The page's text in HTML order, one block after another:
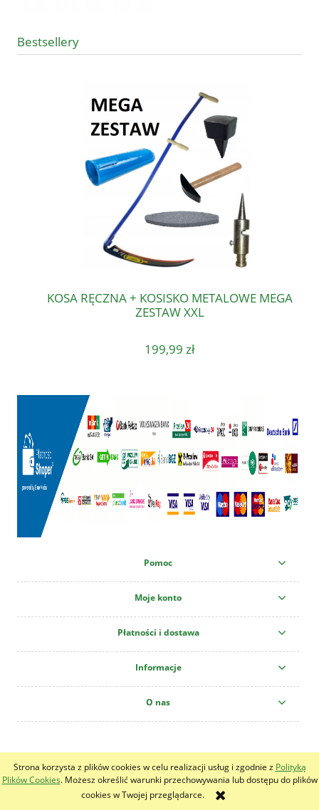
Strona korzysta z plików cookies w celu realizacji usług i zgodnie z Polityką
Plików Cookies. Możesz określić warunki przechowywania lub dostępu do plików
cookies w Twojej przeglądarce.
Bestsellery
KOSA RĘCZNA + KOSISKO METALOWE MEGA
ZESTAW XXL
199,99 zł
Pomoc
Moje konto
Płatności i dostawa
Informacje
O nas
pokaż pełną wersję strony
Sklep internetowy Shoper.pl